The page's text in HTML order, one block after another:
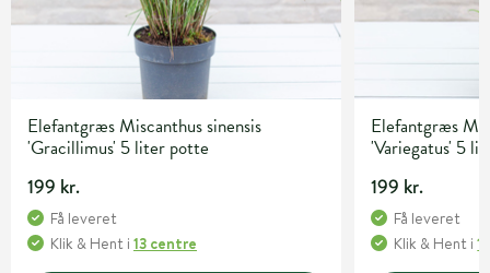
Elefantgræs Miscanthus sinensis
'Gracillimus' 5 liter potte
199 kr.
Få leveret
Klik & Hent i 13 centre
Elefantgræs
'Variegatus' 5
199 kr.
Få leveret
Klik & Hent i